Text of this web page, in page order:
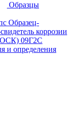
Образцы
Образец-
коррозии
(ОСК) 09Г2С
и определения